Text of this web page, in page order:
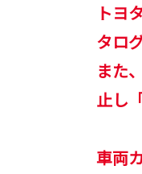
トヨ
タロ
また
止し
車両